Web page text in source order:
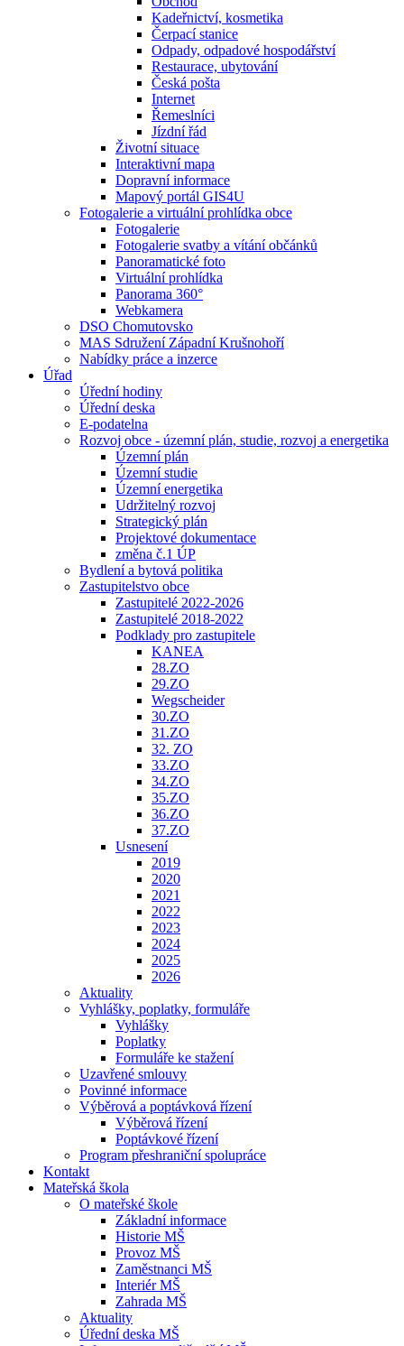
Kadeřnictví, kosmetika
Čerpací stanice
Odpady, odpadové hospodářství
Restaurace, ubytování
Česká pošta
Internet
Řemeslníci
Jízdní řád
Životní situace
Interaktivní mapa
Dopravní informace
Mapový portál GIS4U
Fotogalerie a virtuální prohlídka obce
Fotogalerie
Fotogalerie svatby a vítání občánků
Panoramatické foto
Virtuální prohlídka
Panorama 360°
Webkamera
DSO Chomutovsko
MAS Sdružení Západní Krušnohoří
Nabídky práce a inzerce
Úřad
Úřední hodiny
Úřední deska
E-podatelna
Rozvoj obce - územní plán, studie, rozvoj a energetika
Územní plán
Územní studie
Územní energetika
Udržitelný rozvoj
Strategický plán
Projektové dokumentace
změna č.1 ÚP
Bydlení a bytová politika
Zastupitelstvo obce
Zastupitelé 2022-2026
Zastupitelé 2018-2022
Podklady pro zastupitele
KANEA
28.ZO
29.ZO
Wegscheider
30.ZO
31.ZO
32. ZO
33.ZO
34.ZO
35.ZO
36.ZO
37.ZO
Usnesení
2019
2020
2021
2022
2023
2024
2025
2026
Aktuality
Vyhlášky, poplatky, formuláře
Vyhlášky
Poplatky
Formuláře ke stažení
Uzavřené smlouvy
Povinné informace
Výběrová a poptávková řízení
Výběrová řízení
Poptávkové řízení
Program přeshraniční spolupráce
Kontakt
Mateřská škola
O mateřské škole
Základní informace
Historie MŠ
Provoz MŠ
Zaměstnanci MŠ
Interiér MŠ
Zahrada MŠ
Aktuality
Úřední deska MŠ